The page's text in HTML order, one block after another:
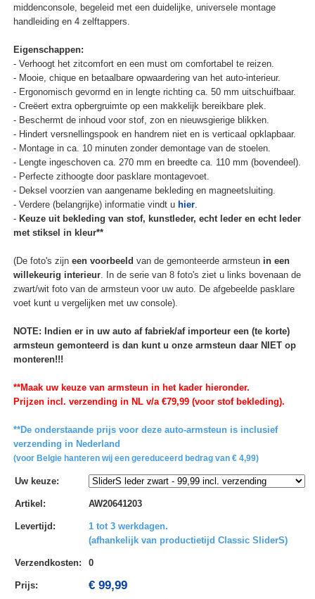
middenconsole, begeleid met een duidelijke, universele montage
handleiding en 4 zelftappers.
Eigenschappen:
- Verhoogt het zitcomfort en een must om comfortabel te reizen.
- Mooie, chique en betaalbare opwaardering van het auto-interieur.
- Ergonomisch gevormd en in lengte richting ca. 50 mm uitschuifbaar.
- Creëert extra opbergruimte op een makkelijk bereikbare plek.
- Beschermt de inhoud voor stof, zon en nieuwsgierige blikken.
- Hindert versnellingspook en handrem niet en is verticaal opklapbaar.
- Montage in ca. 10 minuten zonder demontage van de stoelen.
- Lengte ingeschoven ca. 270 mm en breedte ca. 110 mm (bovendeel).
- Perfecte zithoogte door pasklare montagevoet.
- Deksel voorzien van aangename bekleding en magneetsluiting.
- Verdere (belangrijke) informatie vindt u hier.
- Keuze uit bekleding van stof, kunstleder, echt leder en echt leder
met stiksel in kleur**
(De foto's zijn een voorbeeld van de gemonteerde armsteun in een
willekeurig interieur. In de serie van 8 foto's ziet u links bovenaan de
zwart/wit foto van de armsteun voor uw auto. De afgebeelde pasklare
voet kunt u vergelijken met uw console).
NOTE: Indien er in uw auto af fabriek/af importeur een (te korte)
armsteun gemonteerd is dan kunt u onze armsteun daar NIET op
monteren!!!
**Maak uw keuze van armsteun in het kader hieronder.
Prijzen incl. verzending in NL v/a €79,99 (voor stof bekleding).
**De onderstaande prijs voor deze auto-armsteun is inclusief
verzending in Nederland
(voor Belgie hanteren wij een gereduceerd bedrag van € 4,99)
Uw keuze:
Artikel : AW20641203
Levertijd :
1 tot 3 werkdagen.
(afhankelijk van productietijd Classic SliderS)
Verzendkosten: 0
Prijs: € 99,99